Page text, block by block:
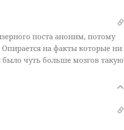
поста аноним, потому
на факты которые ни
было чуть больше мозгов такую